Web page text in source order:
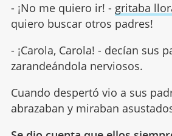
- ¡No me quiero ir! - gritaba
quiero buscar otros padres!
- ¡Carola, Carola! - decían sus
zarandeándola nerviosos.
Cuando despertó vio a sus
abrazaban y miraban